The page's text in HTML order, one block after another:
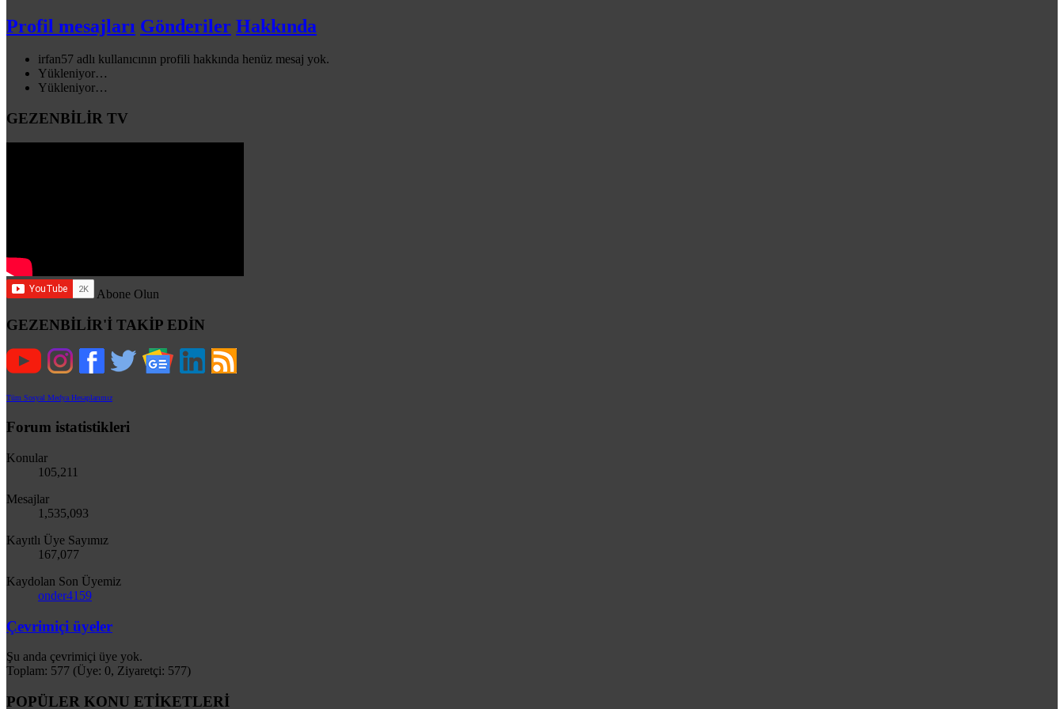
Profil mesajları Gönderiler Hakkında
irfan57 adlı kullanıcının profili hakkında henüz mesaj yok.
Yükleniyor…
Yükleniyor…
GEZENBİLİR TV
Abone Olun
GEZENBİLİR'İ TAKİP EDİN
Tüm Sosyal Medya Hesaplarımız
Forum istatistikleri
Konular
105,211
Mesajlar
1,535,093
Kayıtlı Üye Sayımız
167,077
Kaydolan Son Üyemiz
onder4159
Çevrimiçi üyeler
Şu anda çevrimiçi üye yok.
Toplam: 577 (Üye: 0, Ziyaretçi: 577)
POPÜLER KONU ETİKETLERİ